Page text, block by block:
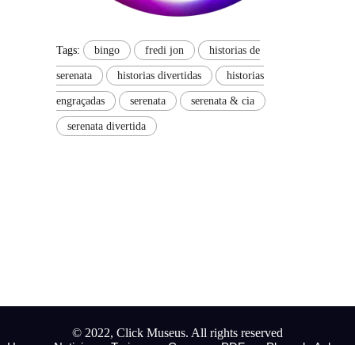
Tags: bingo fredi jon historias de
serenata historias divertidas historias
engraçadas serenata serenata & cia
serenata divertida
© 2022, Click Museus. All rights reserved